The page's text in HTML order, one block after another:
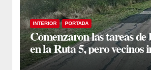
INTERIOR PORTADA
Comenzaron las tareas de
en la Ruta 5, pero vecinos
en un reclamo integral